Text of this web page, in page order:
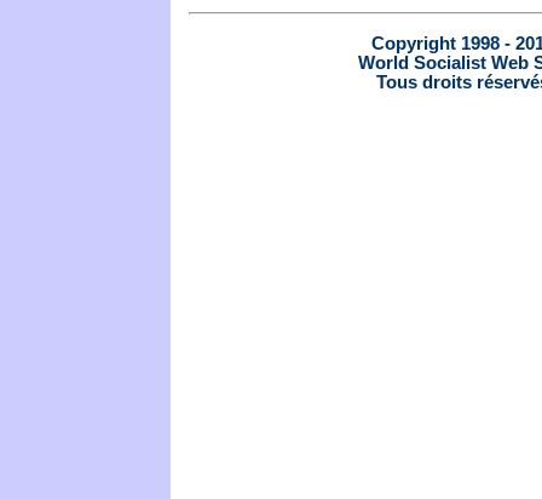
Copyright 1998 -
World Socialist Web
Tous droits